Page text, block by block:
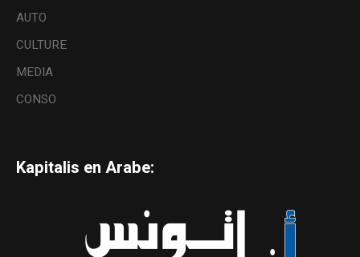
AUTO
CULTURE
MEDIA
CONSO
Kapitalis en Arabe: